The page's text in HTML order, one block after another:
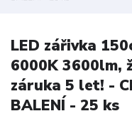
LED zářivka
6000K 3600lm,
záruka 5 let! -
BALENÍ - 25 ks